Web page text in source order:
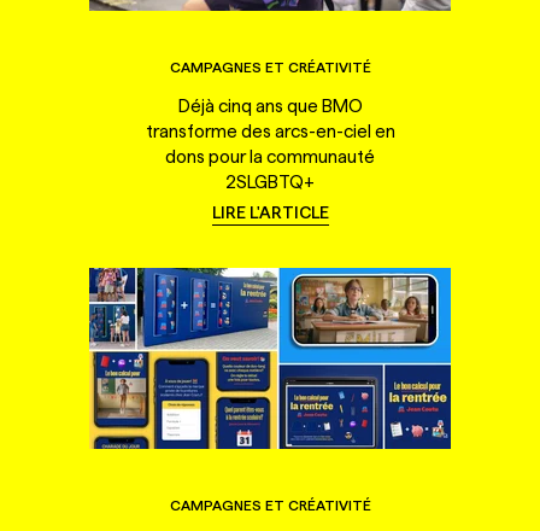
CAMPAGNES ET CRÉATIVITÉ
Déjà cinq ans que BMO
transforme des arcs-en-ciel en
dons pour la communauté
2SLGBTQ+
LIRE L'ARTICLE
CAMPAGNES ET CRÉATIVITÉ